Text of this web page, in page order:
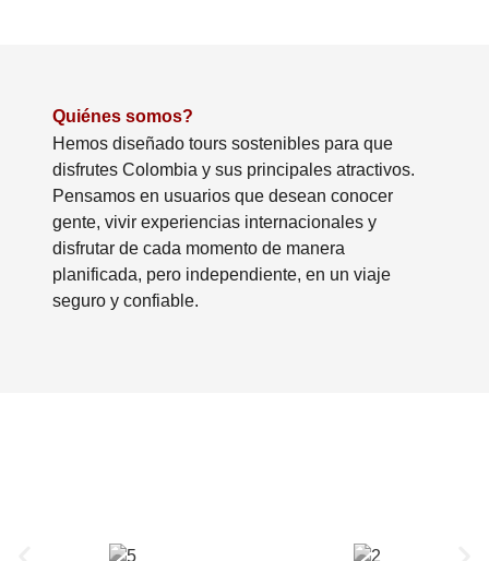
Quiénes somos?
Hemos diseñado tours sostenibles para que
disfrutes Colombia y sus principales atractivos.
Pensamos en usuarios que desean conocer
gente, vivir experiencias internacionales y
disfrutar de cada momento de manera
planificada, pero independiente, en un viaje
seguro y confiable.